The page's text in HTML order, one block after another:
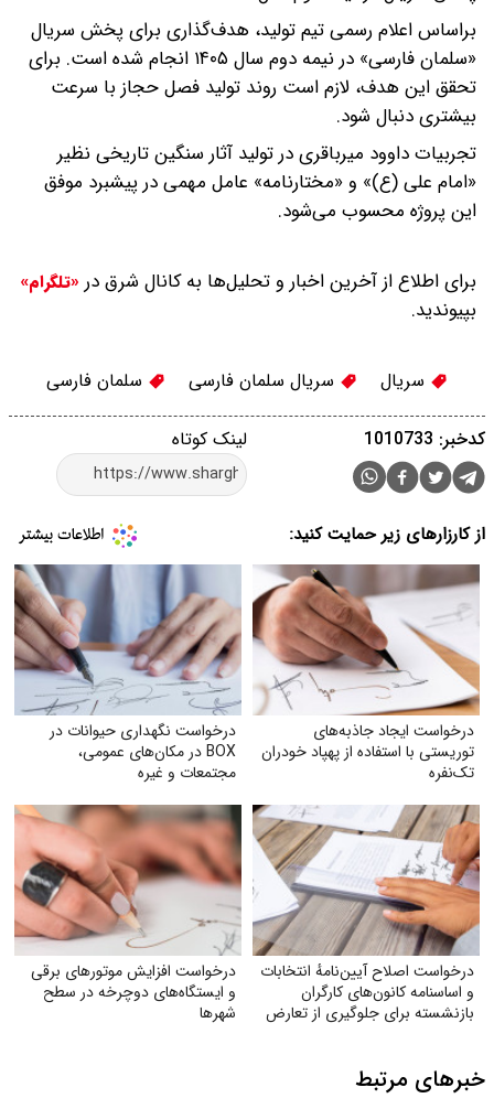
براساس اعلام رسمی تیم تولید، هدف‌گذاری برای پخش سریال
«سلمان فارسی» در نیمه دوم سال ۱۴۰۵ انجام شده است. برای
تحقق این هدف، لازم است روند تولید فصل حجاز با سرعت
بیشتری دنبال شود.
تجربیات داوود میرباقری در تولید آثار سنگین تاریخی نظیر
«امام علی (ع)» و «مختارنامه» عامل مهمی در پیشبرد موفق
این پروژه محسوب می‌شود.
برای اطلاع از آخرین اخبار و تحلیل‌ها به کانال شرق در «تلگرام»
بپیوندید.
سریال سریال سلمان فارسی سلمان فارسی
لینک کوتاه کدخبر: 1010733
از کارزارهای زیر حمایت کنید:
درخواست ایجاد جاذبه‌های
توریستی با استفاده از پهپاد خودران
تک‌نفره
درخواست نگهداری حیوانات در
BOX در مکان‌های عمومی،
مجتمعات و غیره
درخواست اصلاح آیین‌نامهٔ انتخابات
و اساسنامه کانون‌های کارگران
بازنشسته برای جلوگیری از تعارض
درخواست افزایش موتورهای برقی
و ایستگاه‌های دوچرخه در سطح
شهرها
خبرهای مرتبط